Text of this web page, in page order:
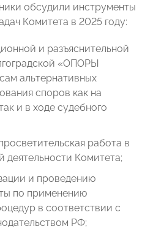
обсудили инструменты
Комитета в 2025 году:
и разъяснительной
«ОПОРЫ
альтернативных
споров как на
и в ходе судебного
работа в
деятельности Комитета;
и проведению
по применению
в соответствии с
РФ;